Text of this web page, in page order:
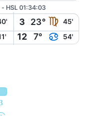
HSL 01:34:03
3 23° F 45'
12 7° D 54'